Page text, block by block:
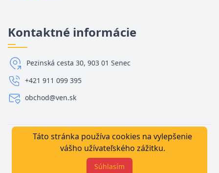
Kontaktné informácie
Pezinská cesta 30, 903 01 Senec
+421 911 099 395
obchod@ven.sk
2023 VENSK s.r.o. Všetky práva vyhradené.
Made with
in Slovakia
Táto stránka používa cookies na vylepšenie
vášho užívateľského zážitku.
Súhlasím